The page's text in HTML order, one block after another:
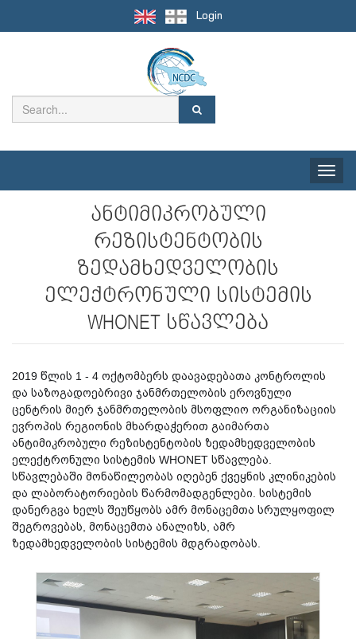
Login
Toggle
ანტიმიკრობული
რეზისტენტობის
ზედამხედველობის
ელექტრონული სისტემის
WHONET სწავლება
2019 წლის 1 - 4 ოქტომბერს დაავადებათა კონტროლის
და საზოგადოებრივი ჯანმრთელობის ეროვნული
ცენტრის მიერ ჯანმრთელობის მსოფლიო ორგანიზაციის
ევროპის რეგიონის მხარდაჭერით გაიმართა
ანტიმიკრობული რეზისტენტობის ზედამხედველობის
ელექტრონული სისტემის WHONET სწავლება.
სწავლებაში მონაწილეობას იღებენ ქვეყნის კლინიკების
და ლაბორატორიების წარმომადგენლები. სისტემის
დანერგვა ხელს შეუწყობს ამრ მონაცემთა სრულყოფილ
შეგროვებას, მონაცემთა ანალიზს, ამრ
ზედამხედველობის სისტემის მდგრადობას.